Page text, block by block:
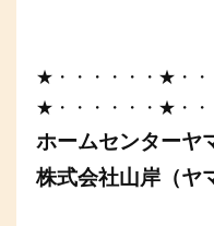
★・・・・・・★・・
★・・・・・・★・
ホームセンターヤ
株式会社山岸（ヤ